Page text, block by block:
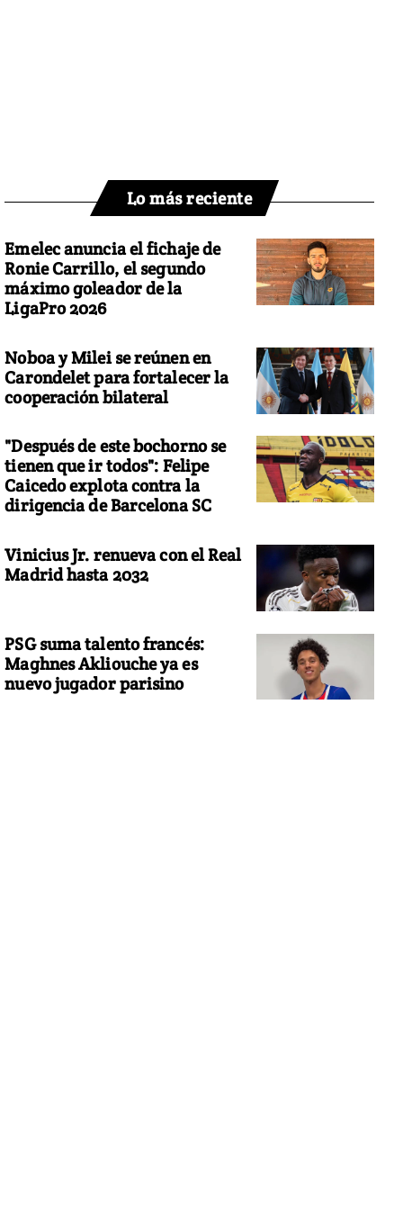
Lo más reciente
Emelec anuncia el fichaje de
Ronie Carrillo, el segundo
máximo goleador de la
LigaPro 2026
Noboa y Milei se reúnen en
Carondelet para fortalecer la
cooperación bilateral
"Después de este bochorno se
tienen que ir todos": Felipe
Caicedo explota contra la
dirigencia de Barcelona SC
Vinicius Jr. renueva con el Real
Madrid hasta 2032
PSG suma talento francés:
Maghnes Akliouche ya es
nuevo jugador parisino